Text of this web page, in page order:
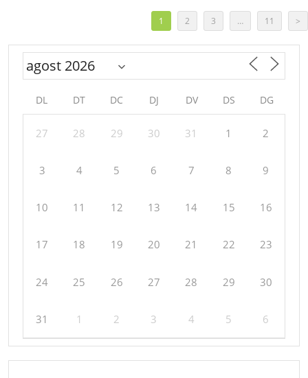
1 2 3 … 11 >
DL DT DC DJ DV DS DG
27 28 29 30 31 1 2
3 4 5 6 7 8 9
10 11 12 13 14 15 16
17 18 19 20 21 22 23
24 25 26 27 28 29 30
31 1 2 3 4 5 6